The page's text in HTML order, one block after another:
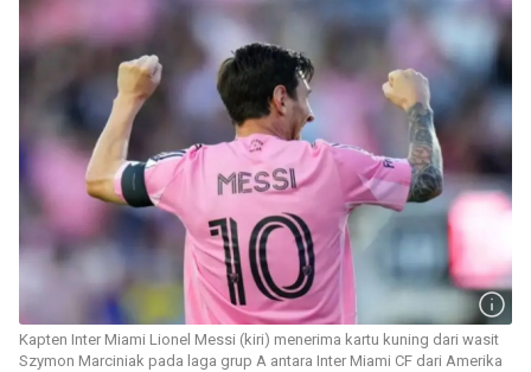
Kapten Inter Miami Lionel Messi (kiri) menerima kartu kuning dari wasit
Szymon Marciniak pada laga grup A antara Inter Miami CF dari Amerika